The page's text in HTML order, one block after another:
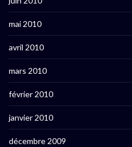
mai 2010
avril 2010
mars 2010
février 2010
janvier 2010
décembre 2009